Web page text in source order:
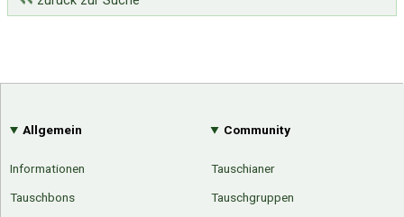
Allgemein
Informationen
Tauschbons
Community
Tauschianer
Tauschgruppen